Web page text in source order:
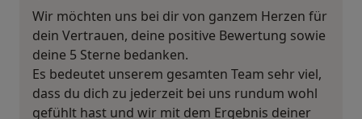
Wir möchten uns bei dir von ganzem Herzen für
dein Vertrauen, deine positive Bewertung sowie
deine 5 Sterne bedanken.
Es bedeutet unserem gesamten Team sehr viel,
dass du dich zu jederzeit bei uns rundum wohl
gefühlt hast und wir mit dem Ergebnis deiner